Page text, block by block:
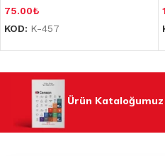
75.00₺
KOD: K-457
Ürün Kataloğumuz